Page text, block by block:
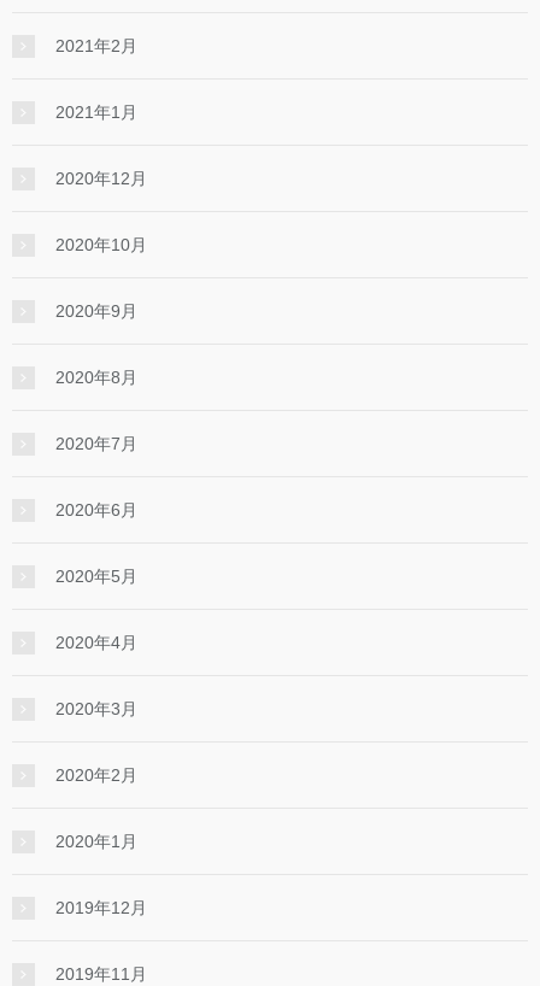
2021年2月
2021年1月
2020年12月
2020年10月
2020年9月
2020年8月
2020年7月
2020年6月
2020年5月
2020年4月
2020年3月
2020年2月
2020年1月
2019年12月
2019年11月